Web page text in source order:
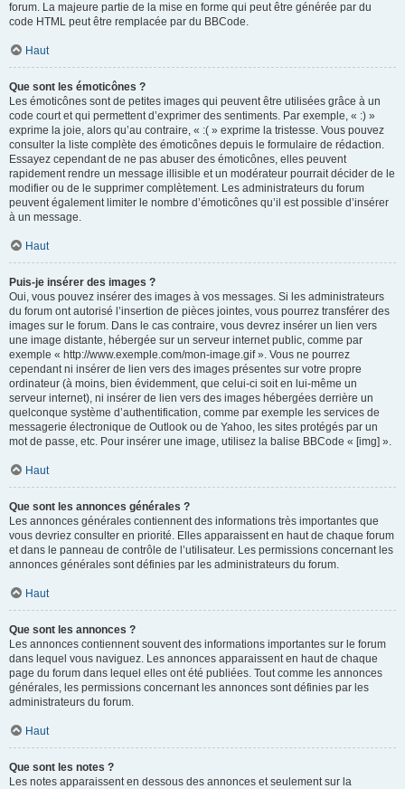
forum. La majeure partie de la mise en forme qui peut être générée par du
code HTML peut être remplacée par du BBCode.
Haut
Que sont les émoticônes ?
Les émoticônes sont de petites images qui peuvent être utilisées grâce à un
code court et qui permettent d’exprimer des sentiments. Par exemple, « :) »
exprime la joie, alors qu’au contraire, « :( » exprime la tristesse. Vous pouvez
consulter la liste complète des émoticônes depuis le formulaire de rédaction.
Essayez cependant de ne pas abuser des émoticônes, elles peuvent
rapidement rendre un message illisible et un modérateur pourrait décider de le
modifier ou de le supprimer complètement. Les administrateurs du forum
peuvent également limiter le nombre d’émoticônes qu’il est possible d’insérer
à un message.
Haut
Puis-je insérer des images ?
Oui, vous pouvez insérer des images à vos messages. Si les administrateurs
du forum ont autorisé l’insertion de pièces jointes, vous pourrez transférer des
images sur le forum. Dans le cas contraire, vous devrez insérer un lien vers
une image distante, hébergée sur un serveur internet public, comme par
exemple « http://www.exemple.com/mon-image.gif ». Vous ne pourrez
cependant ni insérer de lien vers des images présentes sur votre propre
ordinateur (à moins, bien évidemment, que celui-ci soit en lui-même un
serveur internet), ni insérer de lien vers des images hébergées derrière un
quelconque système d’authentification, comme par exemple les services de
messagerie électronique de Outlook ou de Yahoo, les sites protégés par un
mot de passe, etc. Pour insérer une image, utilisez la balise BBCode « [img] ».
Haut
Que sont les annonces générales ?
Les annonces générales contiennent des informations très importantes que
vous devriez consulter en priorité. Elles apparaissent en haut de chaque forum
et dans le panneau de contrôle de l’utilisateur. Les permissions concernant les
annonces générales sont définies par les administrateurs du forum.
Haut
Que sont les annonces ?
Les annonces contiennent souvent des informations importantes sur le forum
dans lequel vous naviguez. Les annonces apparaissent en haut de chaque
page du forum dans lequel elles ont été publiées. Tout comme les annonces
générales, les permissions concernant les annonces sont définies par les
administrateurs du forum.
Haut
Que sont les notes ?
Les notes apparaissent en dessous des annonces et seulement sur la